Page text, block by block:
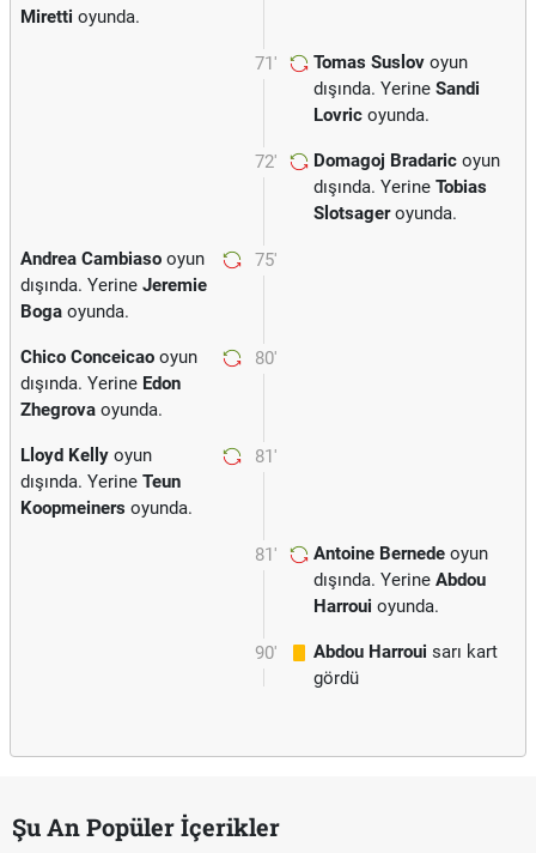
Miretti oyunda.
71' Tomas Suslov oyun
dışında. Yerine Sandi
Lovric oyunda.
72' Domagoj Bradaric oyun
dışında. Yerine Tobias
Slotsageroyunda.
75'
Andrea Cambiaso oyun
dışında. Yerine Jeremie
Boga oyunda.
80'
Chico Conceicao oyun
dışında. Yerine Edon
Zhegrova oyunda.
81'
Lloyd Kelly oyun
dışında. Yerine Teun
Koopmeiners oyunda.
81' Antoine Bernede oyun
dışında. Yerine Abdou
Harroui oyunda.
90' Abdou Harroui sarı kart
gördü
Şu An Popüler İçerikler